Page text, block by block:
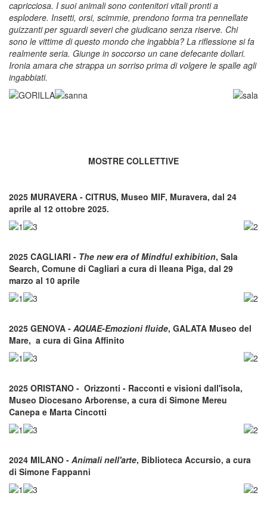
capricciosa. I suoi animali sono contenitori vitali pronti a
esplodere. Insetti, orsi, scimmie, prendono forma tra pennellate
guizzanti per sguardi severi che giudicano senza riserve. Chi
sono le vittime di questo mondo che ingabbia? La riflessione si fa
realmente seria. Giunge in soccorso un cane defecante dollari.
Ironia amara che strappa un sorriso prima di volgere le spalle agli
ingabbiati.
MOSTRE COLLETTIVE
2025 MURAVERA - CITRUS, Museo MIF, Muravera, dal 24
aprile al 12 ottobre 2025.
2025 CAGLIARI - The new era of Mindful exhibition, Sala
Search, Comune di Cagliari a cura di Ileana Piga, dal 29
marzo al 10 aprile
2025 GENOVA - AQUAE-Emozioni fluide, GALATA Museo del
Mare, a cura di Gina Affinito
2025 ORISTANO - Orizzonti - Racconti e visioni dall'isola,
Museo Diocesano Arborense, a cura di Simone Mereu
Canepa e Marta Cincotti
2024 MILANO - Animali nell'arte, Biblioteca Accursio, a cura
di Simone Fappanni